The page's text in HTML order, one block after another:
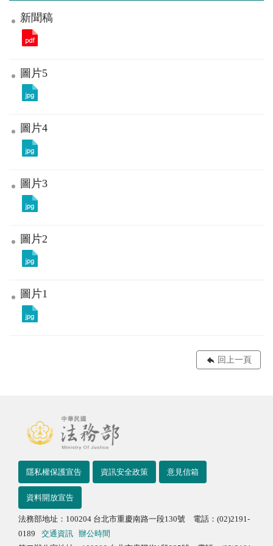
新聞稿
圖片5
圖片4
圖片3
圖片2
圖片1
回上一頁
隱私權保護宣告 資訊安全政策 意見信箱
資料開放宣告
法務部地址：100204 台北市重慶南路一段130號 電話：(02)2191-
0189
交通資訊
辦公時間